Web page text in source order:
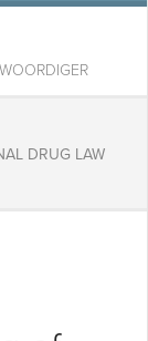
DRUG LAW